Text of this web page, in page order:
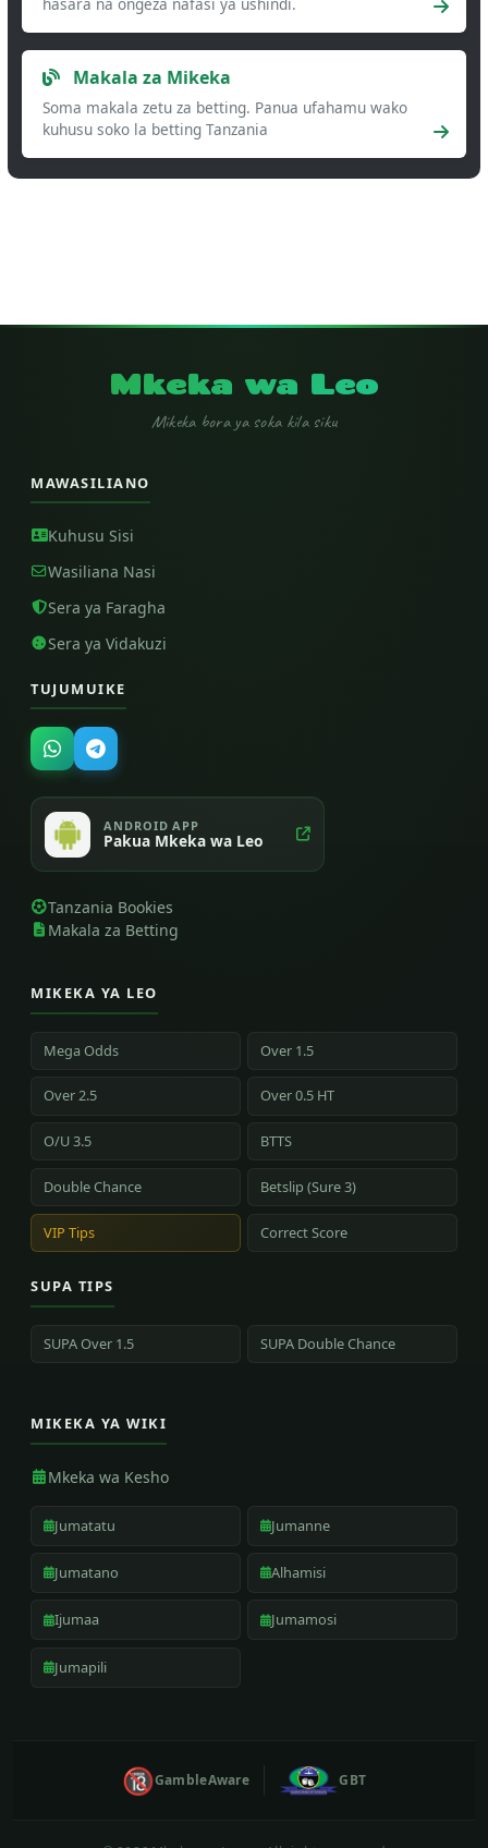
Makala za Mikeka
Soma makala zetu za betting. Panua ufahamu wako
kuhusu soko la betting Tanzania
Mkeka wa Leo
Mikeka bora ya soka kila siku
MAWASILIANO
Kuhusu Sisi
Wasiliana Nasi
Sera ya Faragha
Sera ya Vidakuzi
TUJUMUIKE
ANDROID APP
Pakua Mkeka wa Leo
Tanzania Bookies
Makala za Betting
MIKEKA YA LEO
Mega Odds Over 1.5
Over 2.5 Over 0.5 HT
O/U 3.5 BTTS
Double Chance Betslip (Sure 3)
VIP Tips Correct Score
SUPA TIPS
SUPA Over 1.5 SUPA Double Chance
MIKEKA YA WIKI
Mkeka wa Kesho
Jumatatu Jumanne
Jumatano Alhamisi
Ijumaa Jumamosi
Jumapili
🔞GambleAware GBT